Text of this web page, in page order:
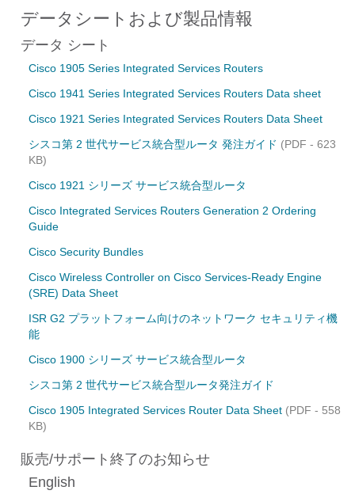
データシートおよび製品情報
データ シート
Cisco 1905 Series Integrated Services Routers
Cisco 1941 Series Integrated Services Routers Data sheet
Cisco 1921 Series Integrated Services Routers Data Sheet
シスコ第 2 世代サービス統合型ルータ 発注ガイド (PDF - 623
KB)
Cisco 1921 シリーズ サービス統合型ルータ
Cisco Integrated Services Routers Generation 2 Ordering
Guide
Cisco Security Bundles
Cisco Wireless Controller on Cisco Services-Ready Engine
(SRE) Data Sheet
ISR G2 プラットフォーム向けのネットワーク セキュリティ機
能
Cisco 1900 シリーズ サービス統合型ルータ
シスコ第 2 世代サービス統合型ルータ発注ガイド
Cisco 1905 Integrated Services Router Data Sheet (PDF - 558
KB)
販売/サポート終了のお知らせ
English